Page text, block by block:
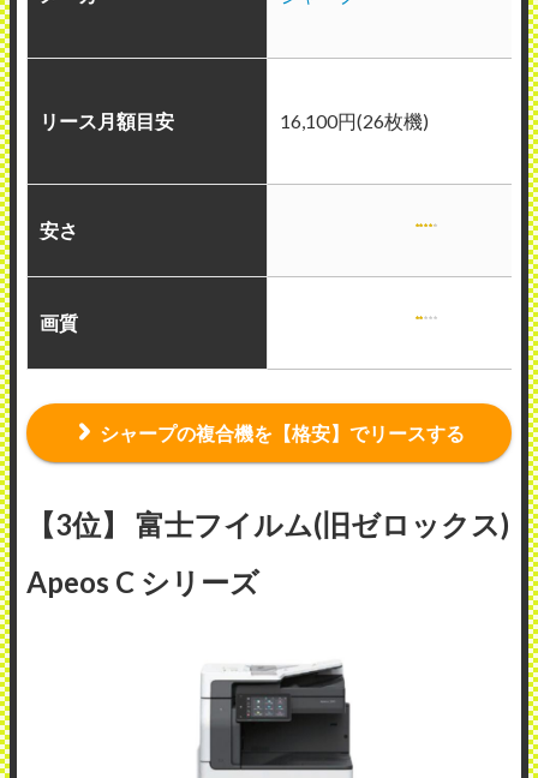
リース月額目安 16,100円(26枚機)
安さ
画質
シャープの複合機を【格安】でリースする
【3位】 富士フイルム(旧ゼロックス)
Apeos C シリーズ